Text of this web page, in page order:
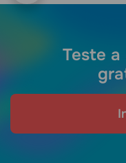
Teste a